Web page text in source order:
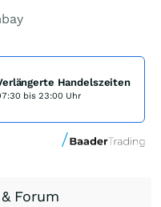
Handelszeiten
bis 23:00 Uhr
Forum